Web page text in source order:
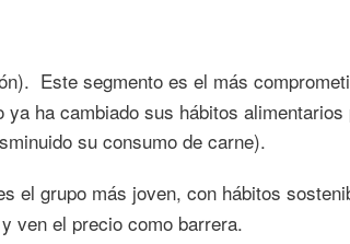
Este segmento es el más
ha cambiado sus hábitos alimentarios
su consumo de carne).
el grupo más joven, con hábitos
ven el precio como barrera.